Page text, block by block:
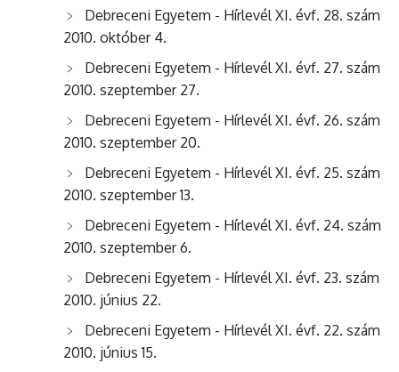
Debreceni Egyetem - Hírlevél XI. évf. 28. szám
2010. október 4.
Debreceni Egyetem - Hírlevél XI. évf. 27. szám
2010. szeptember 27.
Debreceni Egyetem - Hírlevél XI. évf. 26. szám
2010. szeptember 20.
Debreceni Egyetem - Hírlevél XI. évf. 25. szám
2010. szeptember 13.
Debreceni Egyetem - Hírlevél XI. évf. 24. szám
2010. szeptember 6.
Debreceni Egyetem - Hírlevél XI. évf. 23. szám
2010. június 22.
Debreceni Egyetem - Hírlevél XI. évf. 22. szám
2010. június 15.